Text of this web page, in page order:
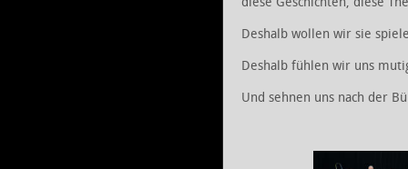
Deshalb wollen wir sie
Deshalb fühlen wir uns
Und sehnen uns nach der